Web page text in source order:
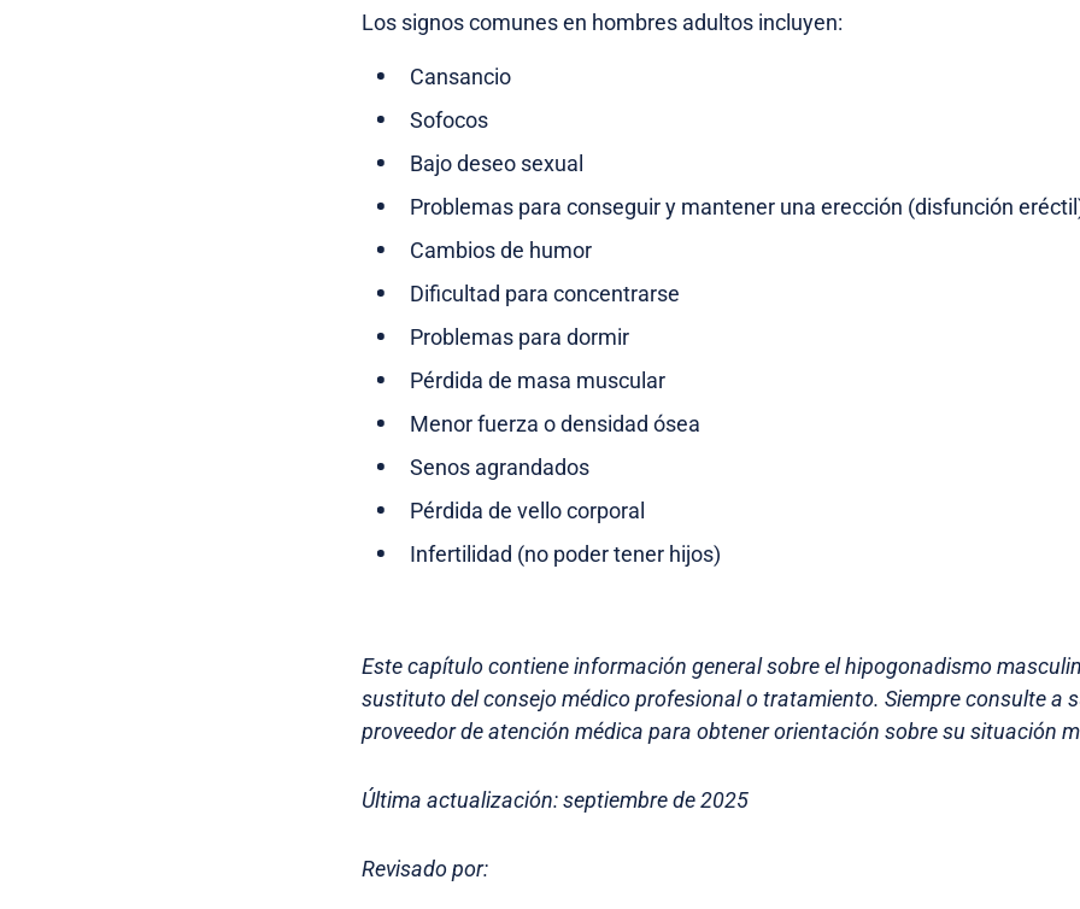
Los signos comunes en hombres adultos incluyen:
Cansancio
Sofocos
Bajo deseo sexual
Problemas para conseguir y mantener una erección (disfunción
Cambios de humor
Dificultad para concentrarse
Problemas para dormir
Pérdida de masa muscular
Menor fuerza o densidad ósea
Senos agrandados
Pérdida de vello corporal
Infertilidad (no poder tener hijos)
Este capítulo contiene información general sobre el hipogonadismo
sustituto del consejo médico profesional o tratamiento. Siempre consulte a
proveedor de atención médica para obtener orientación sobre su situación
Última actualización: septiembre de 2025
Revisado por: